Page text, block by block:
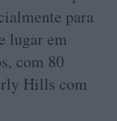
para
lugar em
com 80
Hills com